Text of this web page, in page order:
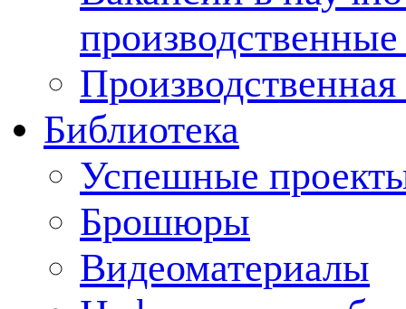
Производственная
Библиотека
Успешные
Брошюры
Видеоматериалы